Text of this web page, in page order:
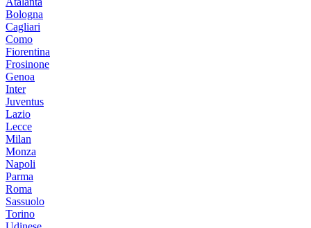
Bologna
Cagliari
Como
Fiorentina
Frosinone
Genoa
Inter
Juventus
Lazio
Lecce
Milan
Monza
Napoli
Parma
Roma
Sassuolo
Torino